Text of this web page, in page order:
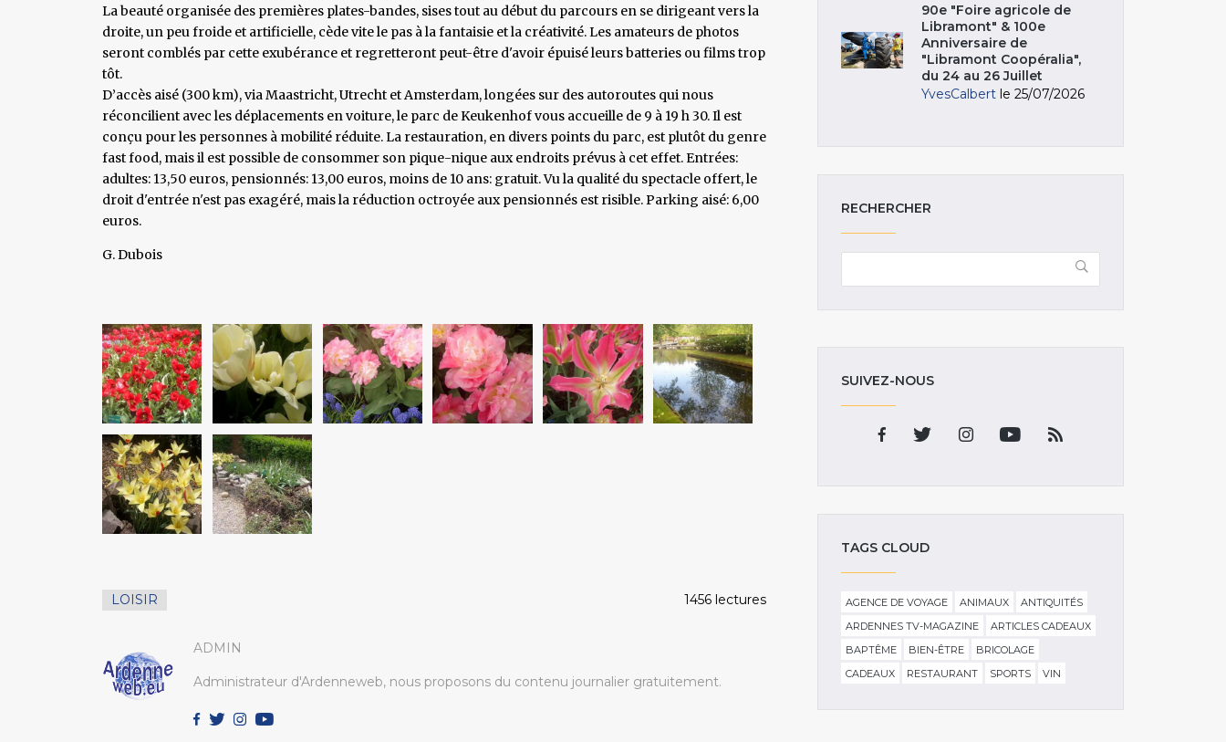
La beauté organisée des premières plates-bandes, sises tout au début du parcours en se dirigeant vers la
droite, un peu froide et artificielle, cède vite le pas à la fantaisie et la créativité. Les amateurs de photos
seront comblés par cette exubérance et regretteront peut-être d'avoir épuisé leurs batteries ou films trop
tôt.
D’accès aisé (300 km), via Maastricht, Utrecht et Amsterdam, longées sur des autoroutes qui nous
réconcilient avec les déplacements en voiture, le parc de Keukenhof vous accueille de 9 à 19 h 30. Il est
conçu pour les personnes à mobilité réduite. La restauration, en divers points du parc, est plutôt du genre
fast food, mais il est possible de consommer son pique-nique aux endroits prévus à cet effet. Entrées:
adultes: 13,50 euros, pensionnés: 13,00 euros, moins de 10 ans: gratuit. Vu la qualité du spectacle offert, le
droit d'entrée n'est pas exagéré, mais la réduction octroyée aux pensionnés est risible. Parking aisé: 6,00
euros.
G. Dubois
LOISIR 1456 lectures
ADMIN
Administrateur d'Ardenneweb, nous proposons du contenu journalier gratuitement.
90e "Foire agricole de
Libramont" & 100e
Anniversaire de
"Libramont Coopéralia",
du 24 au 26 Juillet
YvesCalbert le 25/07/2026
RECHERCHER
SUIVEZ-NOUS
TAGS CLOUD
AGENCE DE VOYAGE ANIMAUX
ANTIQUITÉS
ARDENNES TV-MAGAZINE
ARTICLES CADEAUX
BAPTÊME
BIEN-ÊTRE
BRICOLAGE
CADEAUX
RESTAURANT SPORTS VIN